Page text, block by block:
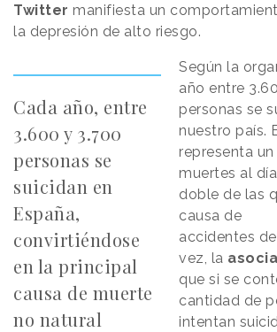
Twitter manifiesta un
la depresión de alto riesgo.
Cada año, entre
3.600 y 3.700
personas se
suicidan en
España,
convirtiéndose
en la principal
causa de muerte
no natural
Según la
año entre
personas se
nuestro país.
representa
muertes al
doble de las
causa de
accidentes
vez, la
que si se
cantidad de
intentan